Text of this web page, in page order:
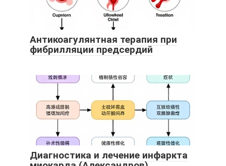
Антикоагулянтная терапия при
фибрилляции предсердий
Диагностика и лечение инфаркта